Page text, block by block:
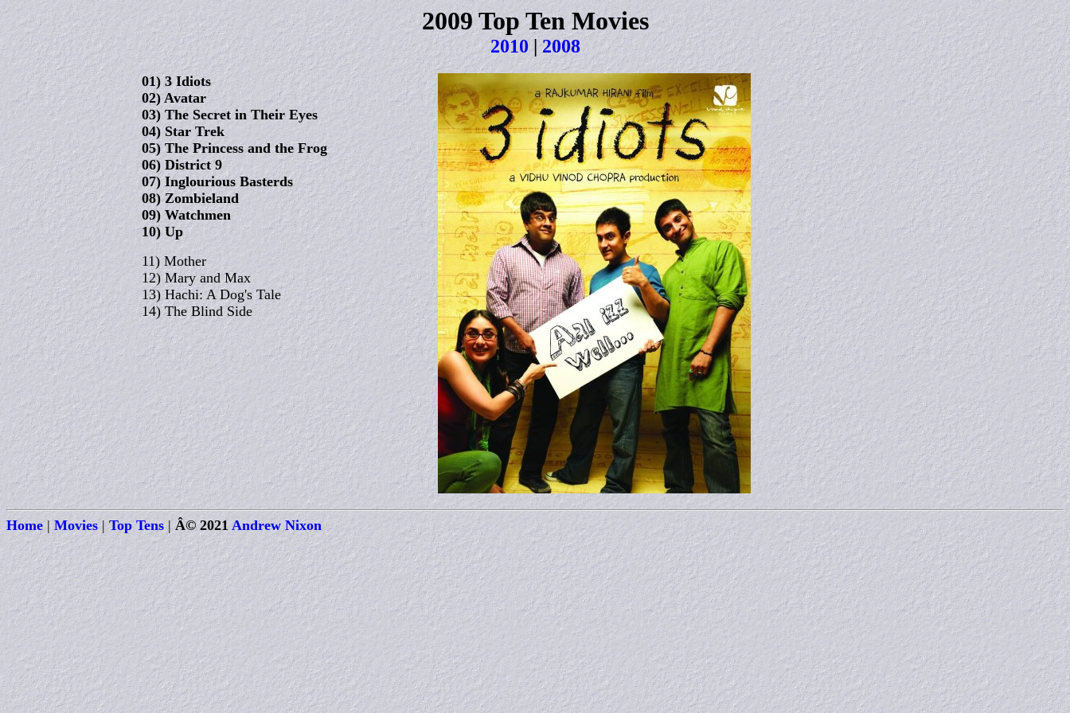
2009 Top Ten Movies
2010|2008
01) 3 Idiots
02) Avatar
03) The Secret in Their Eyes
04) Star Trek
05) The Princess and the Frog
06) District 9
07) Inglourious Basterds
08) Zombieland
09) Watchmen
10) Up
11) Mother
12) Mary and Max
13) Hachi: A Dog's Tale
14) The Blind Side
Home|Movies|Top Tens|Â© 2021 Andrew Nixon